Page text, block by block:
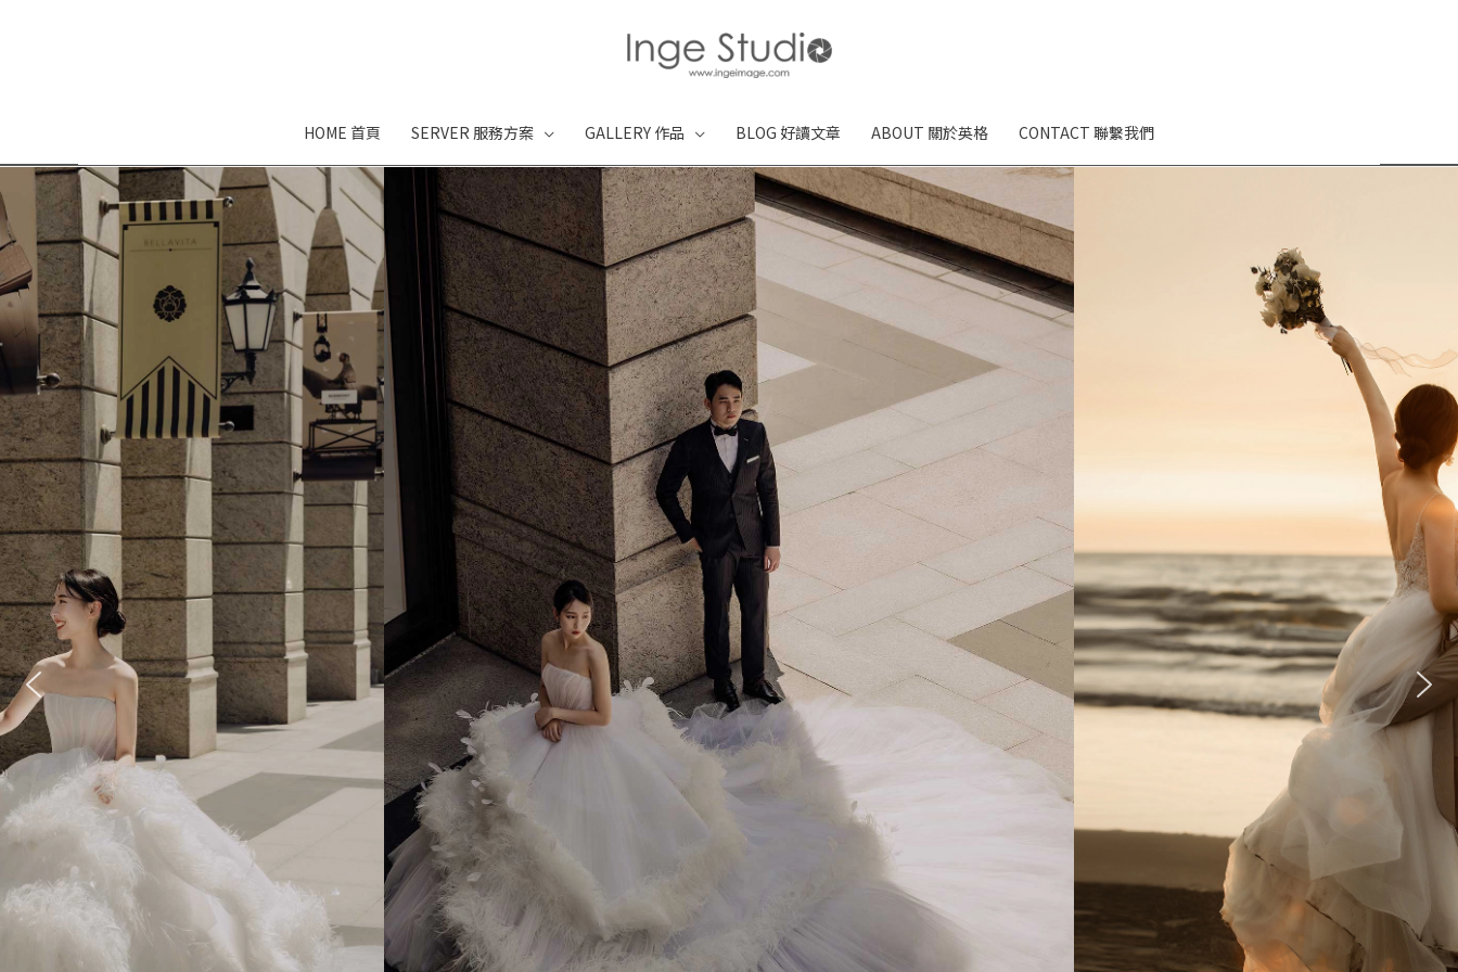
HOME 首頁 SERVER 服務方案 GALLERY 作品 BLOG 好讀文章 ABOUT 關於英格 CONTACT 聯繫我們